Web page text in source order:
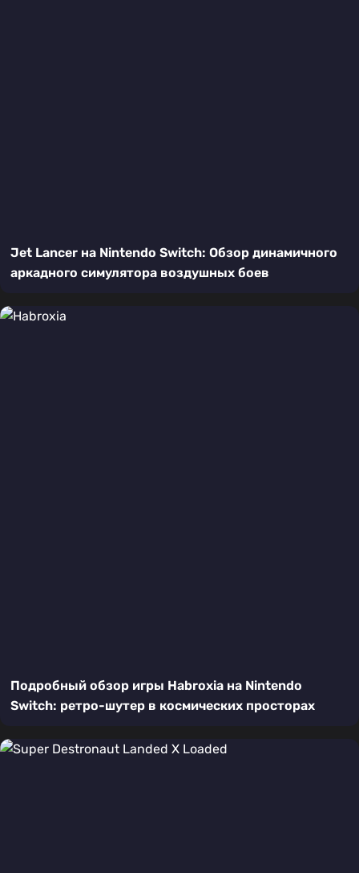
Jet Lancer на Nintendo Switch: Обзор динамичного
аркадного симулятора воздушных боев
Подробный обзор игры Habroxia на Nintendo
Switch: ретро-шутер в космических просторах